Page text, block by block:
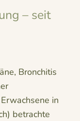
– seit
Bronchitis
in
betrachte